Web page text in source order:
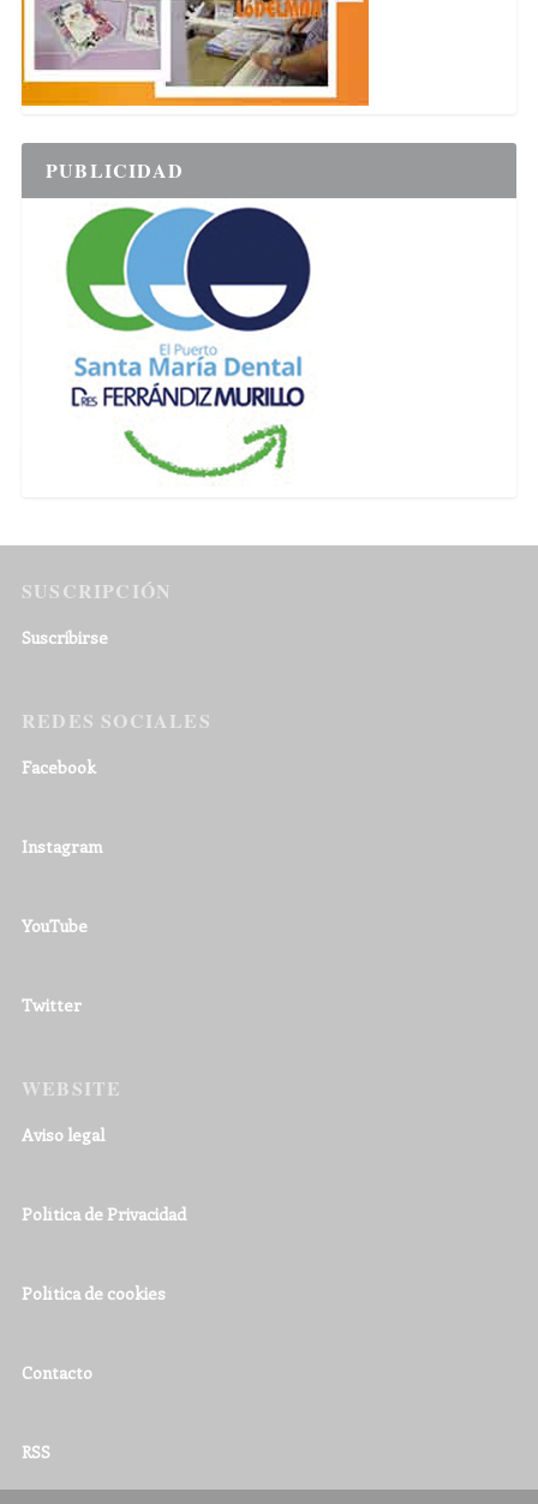
PUBLICIDAD
SUSCRIPCIÓN
Suscribirse
REDES SOCIALES
Facebook
Instagram
YouTube
Twitter
WEBSITE
Aviso legal
Política de Privacidad
Política de cookies
Contacto
RSS